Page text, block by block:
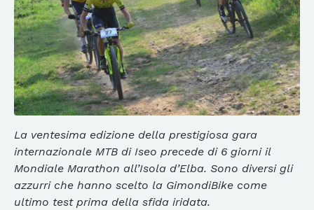
La ventesima edizione della prestigiosa gara
internazionale MTB di Iseo precede di 6 giorni il
Mondiale Marathon all’Isola d’Elba. Sono diversi gli
azzurri che hanno scelto la GimondiBike come
ultimo test prima della sfida iridata.